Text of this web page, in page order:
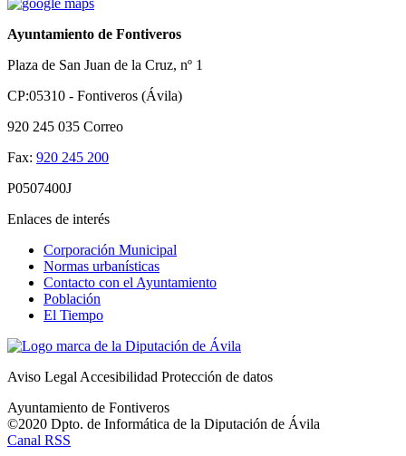
Ayuntamiento de Fontiveros
Plaza de San Juan de la Cruz, nº 1
CP:05310 - Fontiveros (Ávila)
920 245 035 Correo
Fax: 920 245 200
P0507400J
Enlaces de interés
Corporación Municipal
Normas urbanísticas
Contacto con el Ayuntamiento
Población
El Tiempo
Aviso LegalAccesibilidad Protección de datos
Ayuntamiento de Fontiveros
©2020 Dpto. de Informática de la Diputación de Ávila
Canal RSS